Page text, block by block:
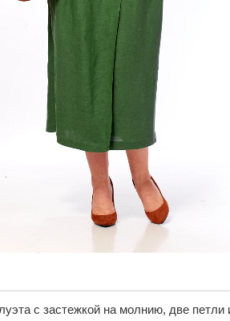
с застежкой на молнию, две петли